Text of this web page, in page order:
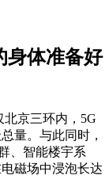
身体准备好
京三环内，5G
量。与此同时，
、智能楼宇系
磁场中浸泡长达